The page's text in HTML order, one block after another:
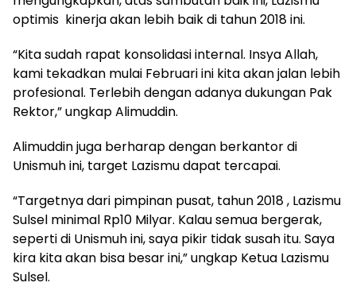
optimis kinerja akan lebih baik di tahun 2018 ini.
“Kita sudah rapat konsolidasi internal. Insya Allah,
kami tekadkan mulai Februari ini kita akan jalan lebih
profesional. Terlebih dengan adanya dukungan Pak
Rektor,” ungkap Alimuddin.
Alimuddin juga berharap dengan berkantor di
Unismuh ini, target Lazismu dapat tercapai.
“Targetnya dari pimpinan pusat, tahun 2018 , Lazismu
Sulsel minimal Rp10 Milyar. Kalau semua bergerak,
seperti di Unismuh ini, saya pikir tidak susah itu. Saya
kira kita akan bisa besar ini,” ungkap Ketua Lazismu
Sulsel.